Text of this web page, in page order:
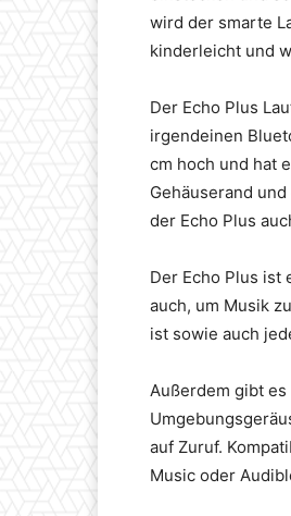
wird der smarte
kinderleicht und
Der Echo Plus
irgendeinen
cm hoch und hat
Gehäuserand
der Echo Plus
Der Echo Plus ist
auch, um Musik
ist sowie auch
Außerdem gibt
auf Zuruf.
Music oder